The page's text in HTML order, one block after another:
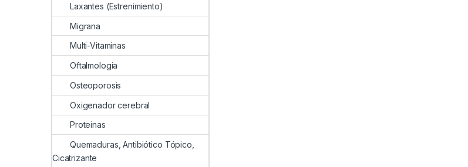
Laxantes (Estrenimiento)
Migrana
Multi-Vitaminas
Oftalmologia
Osteoporosis
Oxigenador cerebral
Proteinas
Quemaduras, Antibiótico Tópico,
Cicatrizante